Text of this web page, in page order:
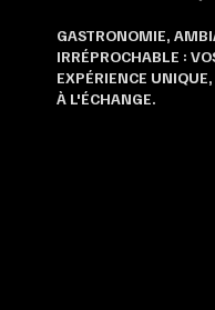
GASTRONOMIE,
IRRÉPROCHABLE :
EXPÉRIENCE
À L'ÉCHANGE.